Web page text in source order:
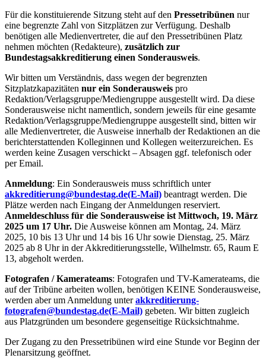
Für die konstituierende Sitzung steht auf den Pressetribünen nur
eine begrenzte Zahl von Sitzplätzen zur Verfügung. Deshalb
benötigen alle Medienvertreter, die auf den Pressetribünen Platz
nehmen möchten (Redakteure), zusätzlich zur
Bundestagsakkreditierung einen Sonderausweis.
Wir bitten um Verständnis, dass wegen der begrenzten
Sitzplatzkapazitäten nur ein Sonderausweis pro
Redaktion/Verlagsgruppe/Mediengruppe ausgestellt wird. Da diese
Sonderausweise nicht namentlich, sondern jeweils für eine gesamte
Redaktion/Verlagsgruppe/Mediengruppe ausgestellt sind, bitten wir
alle Medienvertreter, die Ausweise innerhalb der Redaktionen an die
berichterstattenden Kolleginnen und Kollegen weiterzureichen. Es
werden keine Zusagen verschickt – Absagen ggf. telefonisch oder
per Email.
Anmeldung: Ein Sonderausweis muss schriftlich unter
akkreditierung@bundestag.de(E-Mail) beantragt werden. Die
Plätze werden nach Eingang der Anmeldungen reserviert.
Anmeldeschluss für die Sonderausweise ist Mittwoch, 19. März
2025 um 17 Uhr. Die Ausweise können am Montag, 24. März
2025, 10 bis 13 Uhr und 14 bis 16 Uhr sowie Dienstag, 25. März
2025 ab 8 Uhr in der Akkreditierungsstelle, Wilhelmstr. 65, Raum E
13, abgeholt werden.
Fotografen / Kamerateams: Fotografen und TV-Kamerateams, die
auf der Tribüne arbeiten wollen, benötigen KEINE Sonderausweise,
werden aber um Anmeldung unterakkreditierung-
fotografen@bundestag.de(E-Mail) gebeten. Wir bitten zugleich
aus Platzgründen um besondere gegenseitige Rücksichtnahme.
Der Zugang zu den Pressetribünen wird eine Stunde vor Beginn der
Plenarsitzung geöffnet.